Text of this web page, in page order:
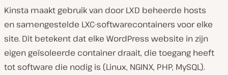
Kinsta maakt gebruik van door LXD beheerde hosts
en samengestelde LXC-softwarecontainers voor elke
site. Dit betekent dat elke WordPress website in zijn
eigen geïsoleerde container draait, die toegang heeft
tot software die nodig is (Linux, NGINX, PHP, MySQL).